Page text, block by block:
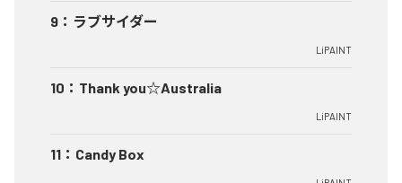
9 ： ラブサイダー
LiPAINT
10 ： Thank you☆Australia
LiPAINT
11 ： Candy Box